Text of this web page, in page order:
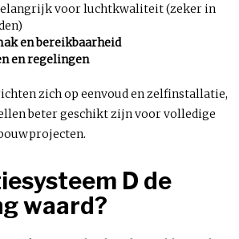
voor luchtkwaliteit (zeker in
en bereikbaarheid
en regelingen
zich op eenvoud en zelfinstallatie,
beter geschikt zijn voor volledige
D de
waard?